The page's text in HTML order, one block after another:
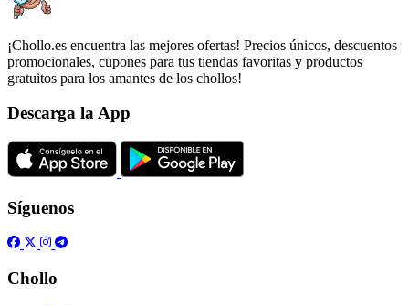
¡Chollo.es encuentra las mejores ofertas! Precios únicos, descuentos
promocionales, cupones para tus tiendas favoritas y productos
gratuitos para los amantes de los chollos!
Descarga la App
Síguenos
Chollo